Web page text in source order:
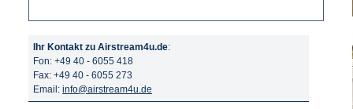
Ihr Kontakt zu Airstream4u.de:
Fon: +49 40 - 6055 418
Fax: +49 40 - 6055 273
Email: info@airstream4u.de